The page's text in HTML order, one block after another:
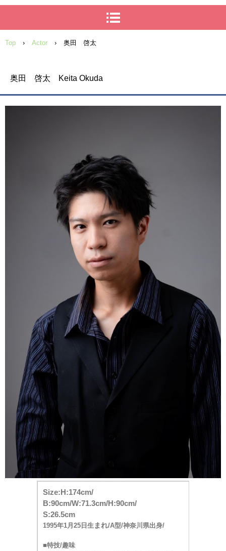
Top › Actor › 奥田 啓太
奥田 啓太 Keita Okuda
Size:H:174cm/
B:90cm/W:71.3cm/H:90cm/
S:26.5cm
1995年1月25日生 まれ/A型/神奈川県出身/
■特技/趣味